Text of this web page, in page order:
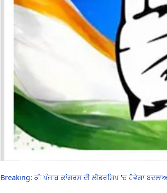
Breaking: ਕੀ ਪੰਜਾਬ ਕਾਂਗਰਸ ਦੀ ਲੀਡਰਸ਼ਿਪ 'ਚ ਹੋਵੇਗਾ